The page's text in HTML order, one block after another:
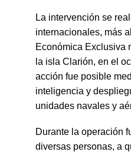
La intervención se
internacionales, más
Económica Exclusiva
la isla Clarión, en el
acción fue posible
inteligencia y
unidades navales y
Durante la operación
diversas personas, a